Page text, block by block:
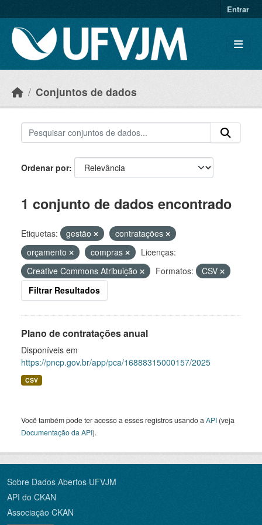
Entrar
Conjuntos de dados
Ordenar por
1 conjunto de dados encontrado
Etiquetas: gestão
contratações
orçamento
compras
Licenças:
Creative Commons Atribuição
Formatos:
CSV
Filtrar Resultados
Plano de contratações anual
Disponíveis em
https://pncp.gov.br/app/pca/16888315000157/2025
CSV
Você também pode ter acesso a esses registros usando a API (veja
Documentação da API).
Sobre Dados Abertos UFVJM
API do CKAN
Associação CKAN